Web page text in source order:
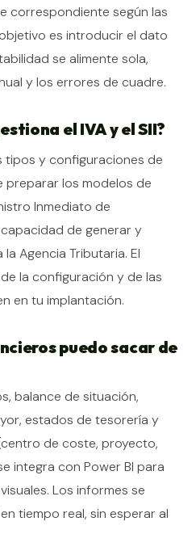
correspondiente según las
es introducir el dato
se alimente sola,
y los errores de cuadre.
el IVA y el SII?
tipos y configuraciones de
los modelos de
Inmediato de
de generar y
Agencia Tributaria. El
la configuración y de las
en tu implantación.
puedo sacar de
balance de situación,
estados de tesorería y
de coste, proyecto,
integra con Power BI para
Los informes se
tiempo real, sin esperar al